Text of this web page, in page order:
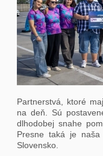
Partnerstvá, ktoré
na deň. Sú
dlhodobej snahe
Presne taká je naša
Slovensko.